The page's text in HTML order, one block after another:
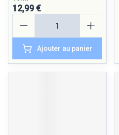
12,99 €
Ajouter au panier